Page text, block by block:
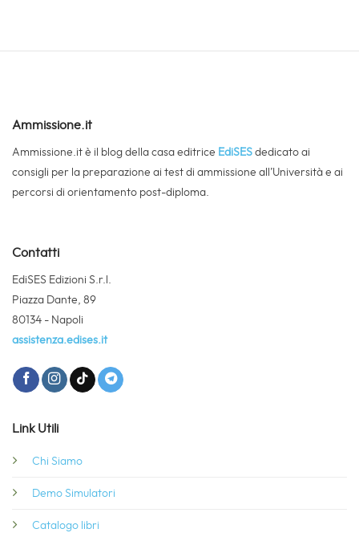
Ammissione.it
Ammissione.it è il blog della casa editrice EdiSES dedicato ai
consigli per la preparazione ai test di ammissione all’Università e ai
percorsi di orientamento post-diploma.
Contatti
EdiSES Edizioni S.r.l.
Piazza Dante, 89
80134 - Napoli
assistenza.edises.it
Link Utili
Chi Siamo
Demo Simulatori
Catalogo libri